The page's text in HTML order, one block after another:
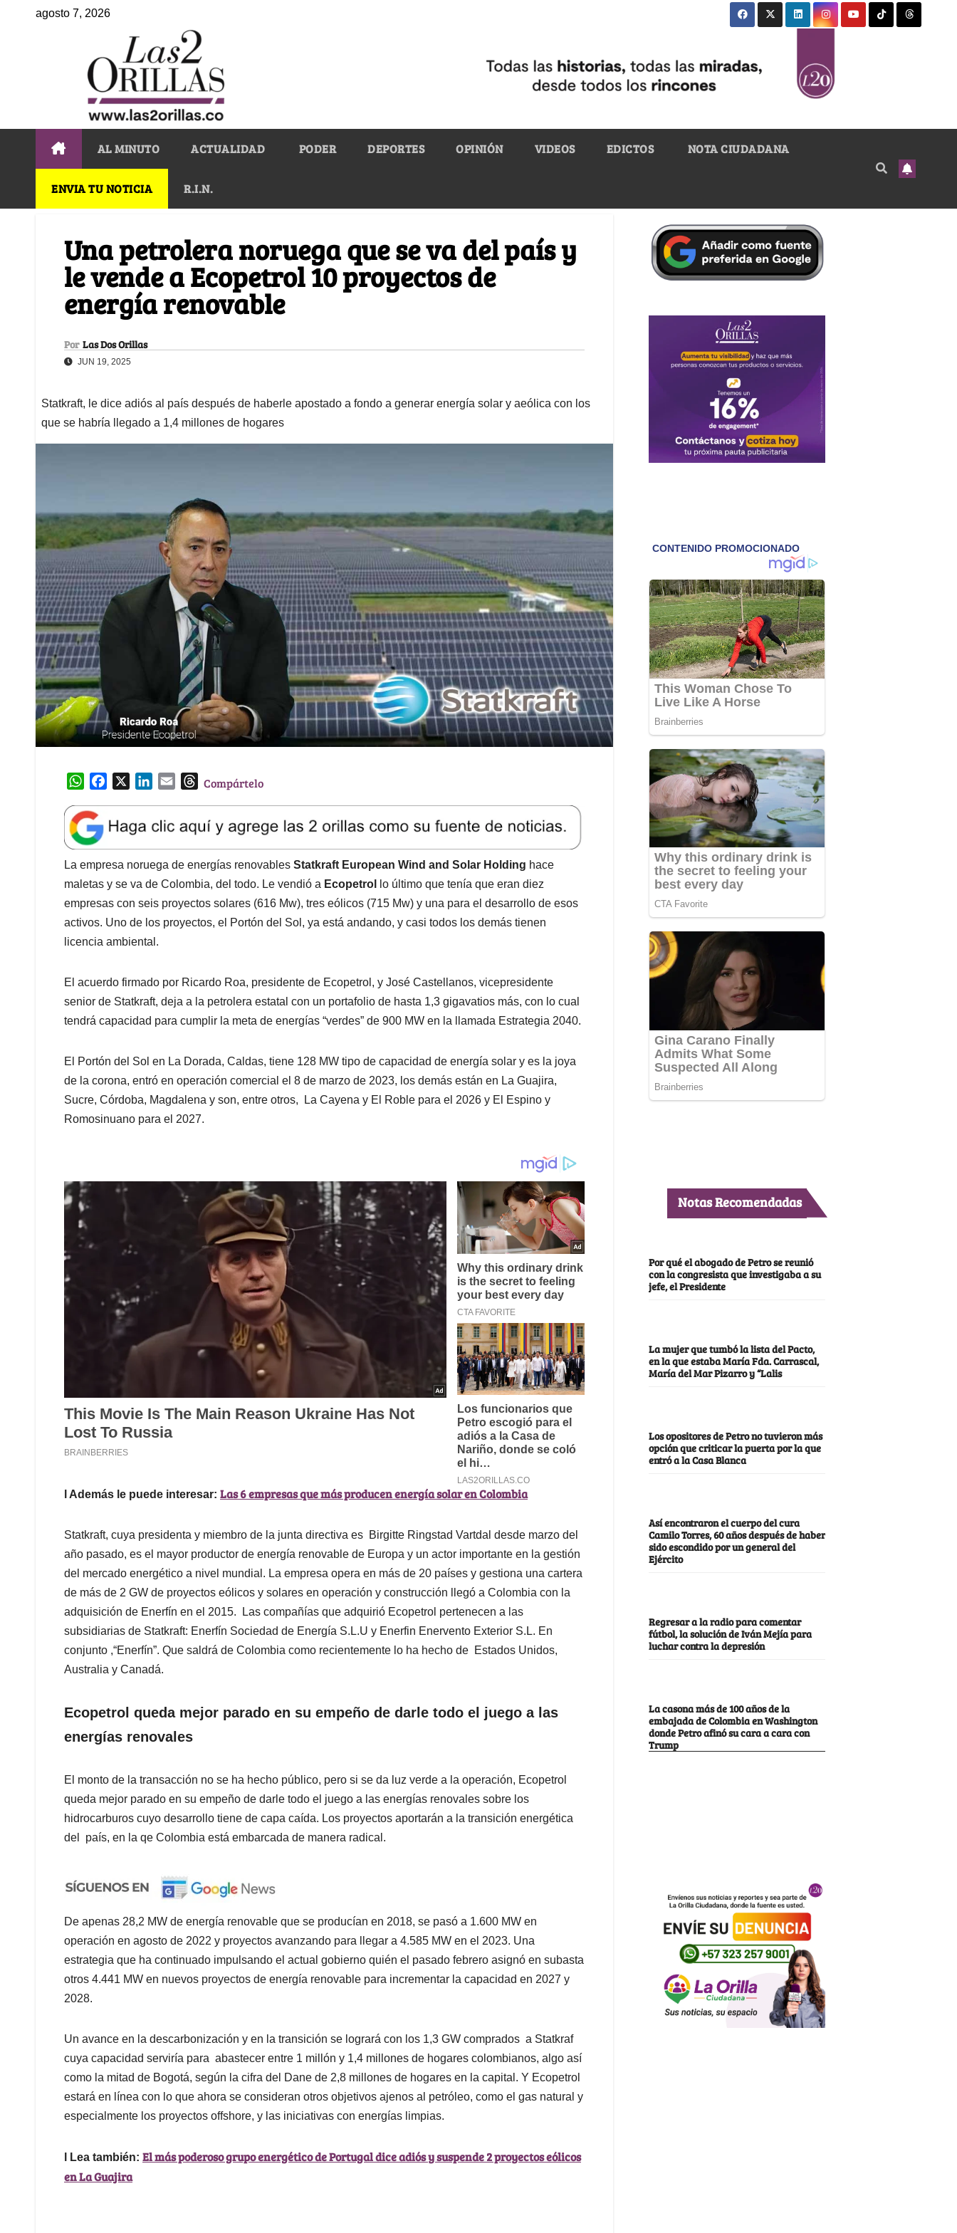
agosto 7, 2026
AL MINUTO ACTUALIDAD PODER DEPORTES OPINIÓN VIDEOS EDICTOS NOTA CIUDADANA
ENVIA TU NOTICIA R.I.N.
Una petrolera noruega que se va del país y
le vende a Ecopetrol 10 proyectos de
energía renovable
Por Las Dos Orillas
JUN 19, 2025
Statkraft, le dice adiós al país después de haberle apostado a fondo a generar energía solar y aeólica con los
que se habría llegado a 1,4 millones de hogares
W
a
t
s
A
p
p
e
b
o
o
k
k
e
d
I
n
l
T
e
a
d
s
Compártelo
La empresa noruega de energías renovables Statkraft European Wind and Solar Holding hace
maletas y se va de Colombia, del todo. Le vendió a Ecopetrol
lo último que tenía que eran diez
empresas con seis proyectos solares (616 Mw), tres eólicos (715 Mw) y una para el desarrollo de esos
activos. Uno de los proyectos, el Portón del Sol, ya está andando, y casi todos los demás tienen
licencia ambiental.
El acuerdo firmado por Ricardo Roa, presidente de Ecopetrol, y José Castellanos, vicepresidente
senior de Statkraft, deja a la petrolera estatal con un portafolio de hasta 1,3 gigavatios más, con lo cual
tendrá capacidad para cumplir la meta de energías “verdes” de 900 MW en la llamada Estrategia 2040.
El Portón del Sol en La Dorada, Caldas, tiene 128 MW tipo de capacidad de energía solar y es la joya
de la corona, entró en operación comercial el 8 de marzo de 2023, los demás están en La Guajira,
Sucre, Córdoba, Magdalena y son, entre otros, La Cayena y El Roble para el 2026 y El Espino y
Romosinuano para el 2027.
l Además le puede interesar: Las 6 empresas que más producen energía solar en Colombia
Statkraft, cuya presidenta y miembro de la junta directiva es Birgitte Ringstad Vartdal desde marzo del
año pasado, es el mayor productor de energía renovable de Europa y un actor importante en la gestión
del mercado energético a nivel mundial. La empresa opera en más de 20 países y gestiona una cartera
de más de 2 GW de proyectos eólicos y solares en operación y construcción llegó a Colombia con la
adquisición de Enerfín en el 2015. Las compañías que adquirió Ecopetrol pertenecen a las
subsidiarias de Statkraft: Enerfín Sociedad de Energía S.L.U y Enerfin Enervento Exterior S.L. En
conjunto ,“Enerfín”. Que saldrá de Colombia como recientemente lo ha hecho de Estados Unidos,
Australia y Canadá.
Ecopetrol queda mejor parado en su empeño de darle todo el juego a las
energías renovales
El monto de la transacción no se ha hecho público, pero si se da luz verde a la operación, Ecopetrol
queda mejor parado en su empeño de darle todo el juego a las energías renovales sobre los
hidrocarburos cuyo desarrollo tiene de capa caída. Los proyectos aportarán a la transición energética
del país, en la qe Colombia está embarcada de manera radical.
De apenas 28,2 MW de energía renovable que se producían en 2018, se pasó a 1.600 MW en
operación en agosto de 2022 y proyectos avanzando para llegar a 4.585 MW en el 2023. Una
estrategia que ha continuado impulsando el actual gobierno quién el pasado febrero asignó en subasta
otros 4.441 MW en nuevos proyectos de energía renovable para incrementar la capacidad en 2027 y
2028.
Un avance en la descarbonización y en la transición se logrará con los 1,3 GW comprados a Statkraf
cuya capacidad serviría para abastecer entre 1 millón y 1,4 millones de hogares colombianos, algo así
como la mitad de Bogotá, según la cifra del Dane de 2,8 millones de hogares en la capital. Y Ecopetrol
estará en línea con lo que ahora se consideran otros objetivos ajenos al petróleo, como el gas natural y
especialmente los proyectos offshore, y las iniciativas con energías limpias.
l Lea también: El más poderoso grupo energético de Portugal dice adiós y suspende 2 proyectos eólicos
en La Guajira
Notas Recomendadas
Por qué el abogado de Petro se reunió
con la congresista que investigaba a su
jefe, el Presidente
La mujer que tumbó la lista del Pacto,
en la que estaba María Fda. Carrascal,
María del Mar Pizarro y “Lalis
Los opositores de Petro no tuvieron más
opción que criticar la puerta por la que
entró a la Casa Blanca
Así encontraron el cuerpo del cura
Camilo Torres, 60 años después de haber
sido escondido por un general del
Ejército
Regresar a la radio para comentar
fútbol, la solución de Iván Mejía para
luchar contra la depresión
La casona más de 100 años de la
embajada de Colombia en Washington
donde Petro afinó su cara a cara con
Trump